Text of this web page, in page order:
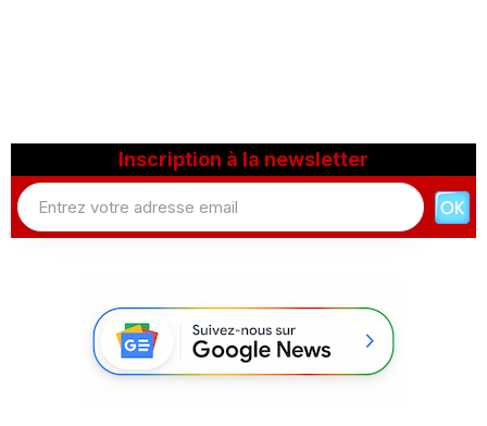
Inscription à la newsletter